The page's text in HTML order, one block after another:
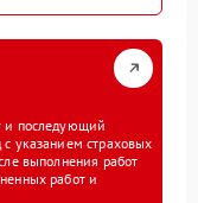
и последующий
с указанием страховых
выполнения работ
работ и